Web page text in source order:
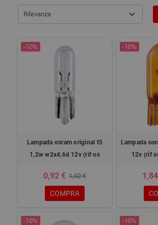
Rilevanza
-10%
Lampada osram original t5
1,2w w2x4,6d 12v (rif os
0,92 € 1,02 €
COMPRA
-10%
Lampada
12v (rif
-10% -10%